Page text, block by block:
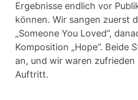
Ergebnisse endlich vor
können. Wir sangen zuerst
„Someone You Loved“,
Komposition „Hope“. Beide
an, und wir waren zufrieden
Auftritt.